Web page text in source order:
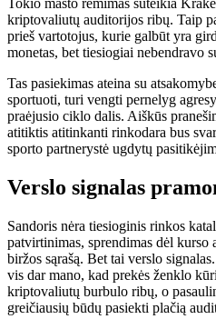
kriptovaliutų auditorijos ribų. Taip
prieš vartotojus, kurie galbūt yra
monetas, bet tiesiogiai nebendravo
Tas pasiekimas ateina su
sportuoti, turi vengti pernelyg
praėjusio ciklo dalis. Aiškūs
atitiktis atitinkanti rinkodara bus
sporto partnerystė ugdytų
Verslo signalas
Sandoris nėra tiesioginis rinkos
patvirtinimas, sprendimas dėl kurso
biržos sąrašą. Bet tai verslo
vis dar mano, kad prekės ženklo
kriptovaliutų burbulo ribų, o
greičiausių būdų pasiekti plačią